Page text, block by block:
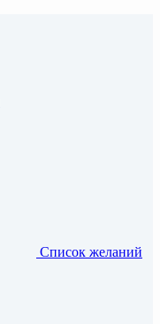
Список желаний